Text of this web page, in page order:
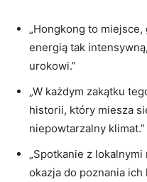
„Hongkong to
energią tak
urokowi.”
„W⁣ każdym zakątku
historii, który⁢ miesza
niepowtarzalny klimat.”
„Spotkanie z
okazja ​do poznania